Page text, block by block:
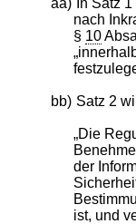
nach
§ 10
bb) Satz 2
„Die
der
ist, und